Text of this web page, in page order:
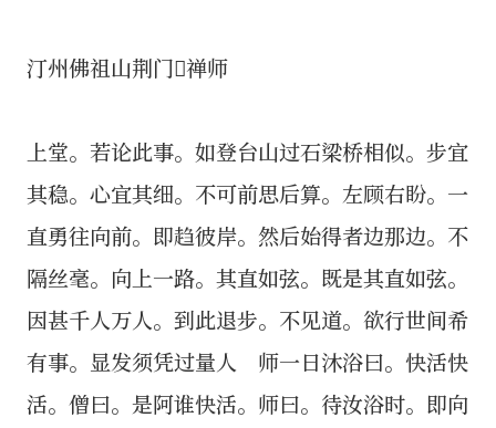
汀州佛祖山荆门𤨄禅师
上堂。若论此事。如登台山过石梁桥相似。步宜
其稳。心宜其细。不可前思后算。左顾右盼。一
直勇往向前。即趋彼岸。然后始得者边那边。不
隔丝毫。向上一路。其直如弦。既是其直如弦。
因甚千人万人。到此退步。不见道。欲行世间希
有事。显发须凭过量人 师一日沐浴曰。快活快
活。僧曰。是阿谁快活。师曰。待汝浴时。即向